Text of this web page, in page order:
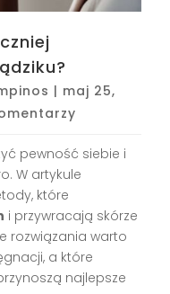
| maj 25,
pewność siebie i
W artykule
które
i przywracają skórze
rozwiązania warto
a które
najlepsze